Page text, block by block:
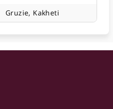
Gruzie, Kakheti